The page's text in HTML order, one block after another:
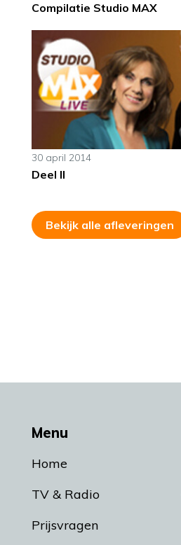
Compilatie Studio MAX
30 april 2014
Deel II
Bekijk alle afleveringen
Menu
Home
TV & Radio
Prijsvragen